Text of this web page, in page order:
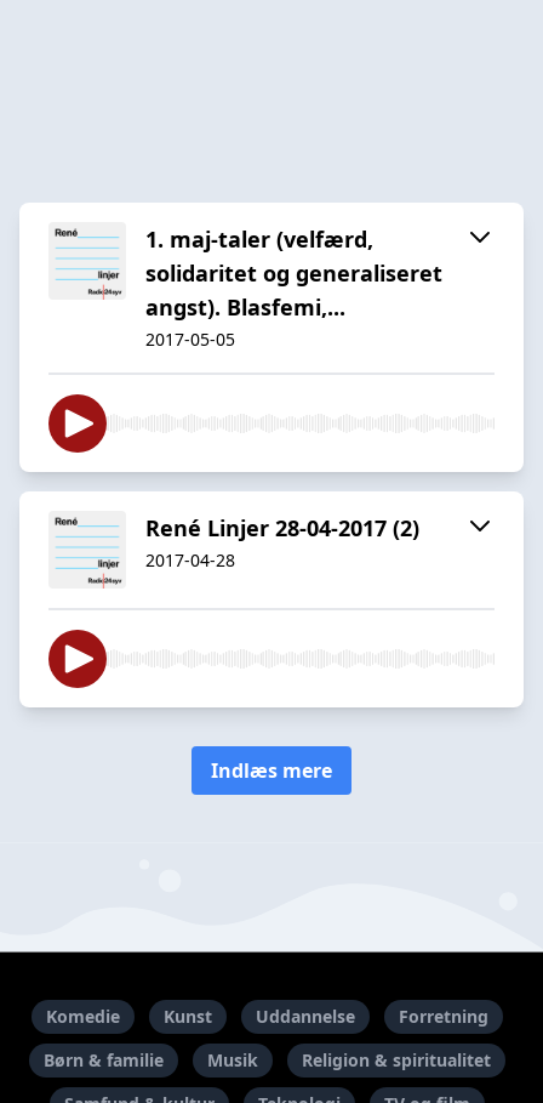
1. maj-taler (velfærd,
solidaritet og generaliseret
angst). Blasfemi,...
2017-05-05
René Linjer 28-04-2017 (2)
2017-04-28
Indlæs mere
Komedie Kunst Uddannelse
Forretning
Børn & familie
Musik
Religion & spiritualitet